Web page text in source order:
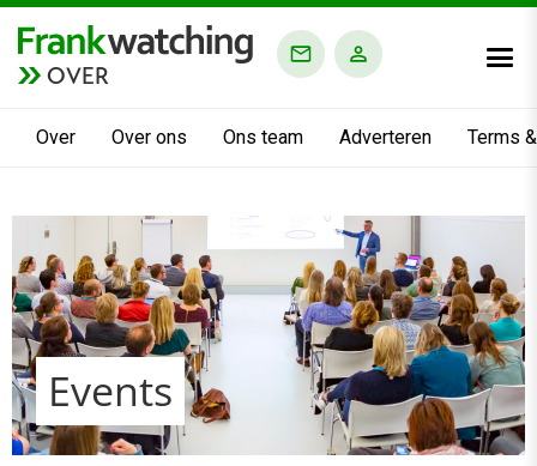
OVER
Over Over ons Ons team Adverteren Terms
Events